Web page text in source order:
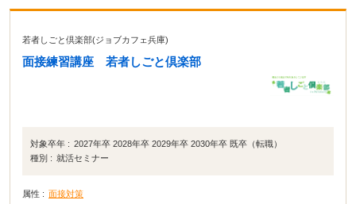
若者しごと倶楽部(ジョブカフェ兵庫)
面接練習講座 若者しごと倶楽部
対象卒年 : 2027年卒 2028年卒 2029年卒 2030年卒 既卒（転職）
種別 : 就活セミナー
属性 : 面接対策